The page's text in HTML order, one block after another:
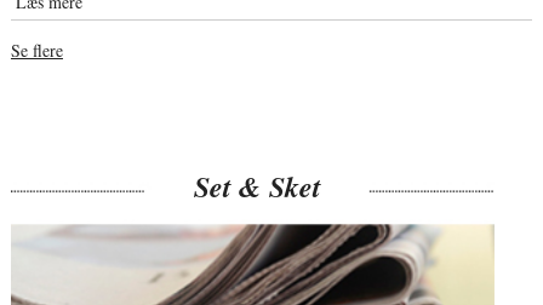
Se flere
Set & Sket